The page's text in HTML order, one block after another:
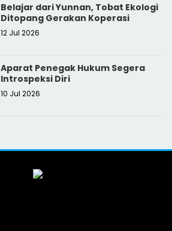
Belajar dari Yunnan, Tobat Ekologi
Ditopang Gerakan Koperasi
12 Jul 2026
Aparat Penegak Hukum Segera
Introspeksi Diri
10 Jul 2026